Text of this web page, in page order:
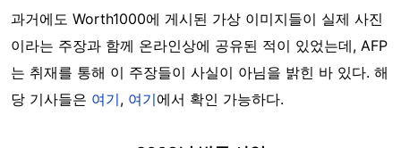
과거에도 Worth1000에 게시된 가상 이미지들이 실제 사진
이라는 주장과 함께 온라인상에 공유된 적이 있었는데, AFP
는 취재를 통해 이 주장들이 사실이 아님을 밝힌 바 있다. 해
당 기사들은 여기, 여기에서 확인 가능하다.